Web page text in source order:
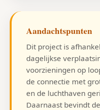
Aandachtspunten
Dit project is
dagelijkse
voorzieningen op
de connectie met
en de luchthaven
Daarnaast bevindt